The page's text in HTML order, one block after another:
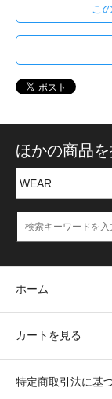
こ
ほかの商品
ホーム
カートを見る
特定商取引法に基